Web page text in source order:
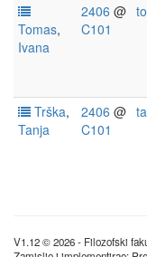
Tomas,
Ivana
2406 @
C101
Trška,
Tanja
2406 @
C101
V1.12 © 2026 - Filozofski